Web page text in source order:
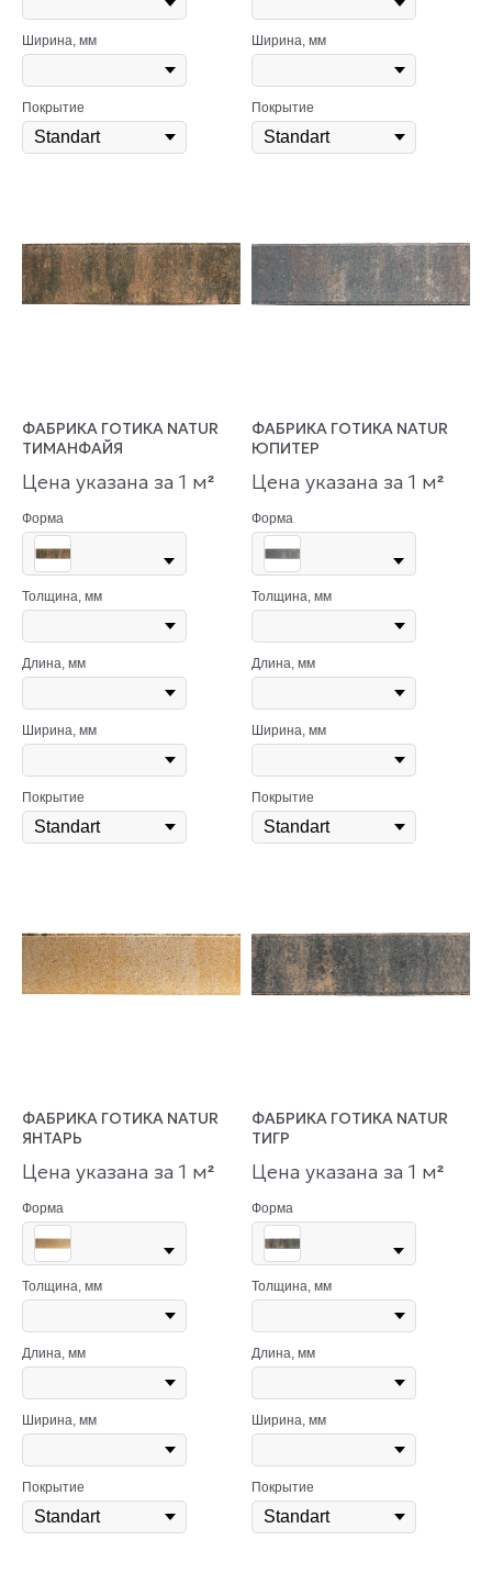
Ширина, мм
Покрытие
Ширина, мм
Покрытие
ФАБРИКА ГОТИКА NATUR
ТИМАНФАЙЯ
Цена указана за 1 м²
Форма
Толщина, мм
Длина, мм
Ширина, мм
Покрытие
ФАБРИКА ГОТИКА NATUR
ЮПИТЕР
Цена указана за 1 м²
Форма
Толщина, мм
Длина, мм
Ширина, мм
Покрытие
ФАБРИКА ГОТИКА NATUR
ЯНТАРЬ
Цена указана за 1 м²
Форма
Толщина, мм
Длина, мм
Ширина, мм
Покрытие
ФАБРИКА ГОТИКА NATUR
ТИГР
Цена указана за 1 м²
Форма
Толщина, мм
Длина, мм
Ширина, мм
Покрытие